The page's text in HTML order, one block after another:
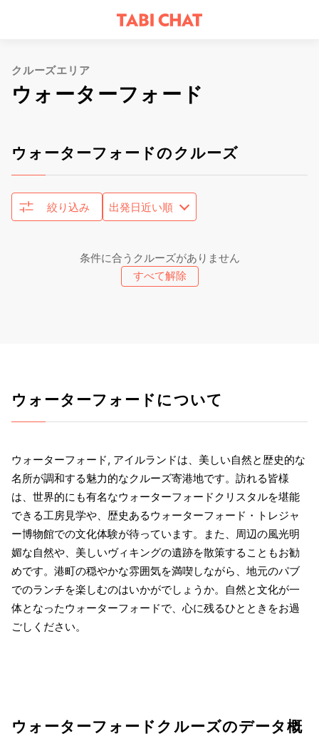
クルーズエリア
ウォーターフォード
ウォーターフォードのクルーズ
絞り込み
条件に合うクルーズがありません
すべて解除
ウォーターフォードについて
ウォーターフォード, アイルランドは、美しい自然と歴史的な
名所が調和する魅力的なクルーズ寄港地です。訪れる皆様
は、世界的にも有名なウォーターフォードクリスタルを堪能
できる工房見学や、歴史あるウォーターフォード・トレジャ
ー博物館での文化体験が待っています。また、周辺の風光明
媚な自然や、美しいヴィキングの遺跡を散策することもお勧
めです。港町の穏やかな雰囲気を満喫しながら、地元のパブ
でのランチを楽しむのはいかがでしょうか。自然と文化が一
体となったウォーターフォードで、心に残るひとときをお過
ごしください。
ウォーターフォードクルーズのデータ概